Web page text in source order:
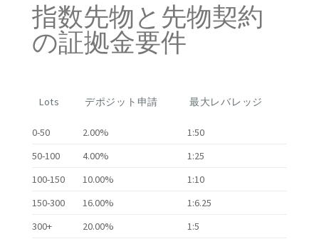
指数先物と先物契約
の証拠金要件
Lots デポジット申請 最大レバレッジ
0-50 2.00%
1:50
50-100
4.00%
1:25
100-150
10.00%
1:10
150-300
16.00%
1:6.25
300+
20.00% 1:5